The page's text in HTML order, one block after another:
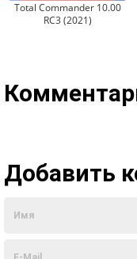
Total Commander 10.00
RC3 (2021)
Добавить